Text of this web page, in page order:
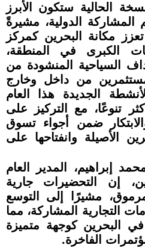
الحالية ستكون الأبرز
الدولية، مشيرةً
مكانة البحرين كمركز
الكبرى في المنطقة،
السياحية المنشودة من
من داخل وخارج
الجديدة هذا العام
تنوعًا، مع التركيز على
ضمن أجواء تسوق
الأصيلة وانفتاحها على
إبراهيم، المدير العام
إن التحضيرات جارية
مشيرًا إلى التوسع
التجارية المشاركة، مما
البحرين كوجهة متميزة
الفاخرة.